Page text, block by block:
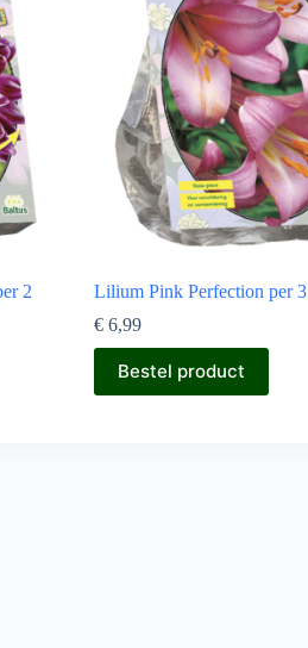
2
Lilium Pink Perfection per 3
€6,99
Bestel product